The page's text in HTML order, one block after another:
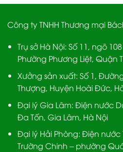
Công ty TNHH Thương mại
Trụ sở Hà Nội: Số 11, ngõ
Phường Phương Liệt, Quận
Xưởng sản xuất: Số 1,
Thượng, Huyện Hoài Đức,
Đại lý Gia Lâm: Điện nước
Đa Tốn, Gia Lâm, Hà Nội
Đại lý Hải Phòng: Điện nước
Trường Chinh – phường